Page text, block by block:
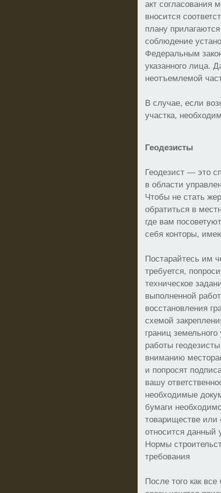
акт согласования
вносится
плану
соблюдение
Федеральным
указанного лица.
неотъемлемой
В случае, если
участка,
Геодезисты
Геодезист — это
в области
Чтобы не стать
обратиться в
где вам
себя конторы,
Постарайтесь им
требуется,
техническое
выполненной
восстановления
схемой
границ
работы
вниманию
и попросят
вашу
необходимые
бумаги
товариществе или
относится данный
Нормы
требования
После того как